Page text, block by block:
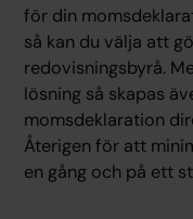
för din
så kan du välja att
redovisningsbyrå.
lösning så skapas
momsdeklaration
Återigen för att
en gång och på ett